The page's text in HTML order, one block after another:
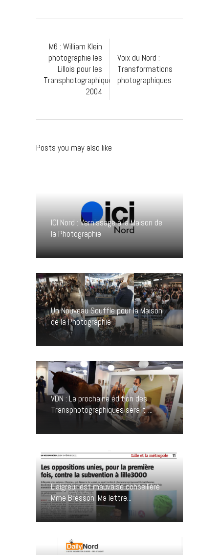
M6 : William Klein
photographie les
Lillois pour les
Transphotographiques
2004
Voix du Nord :
Transformations
photographiques
Posts you may also like
ICI Nord : Vernissage à la Maison de
la Photographie
Un Nouveau Souffle pour la Maison
de la Photographie
VDN : La prochaine édition des
Transphotographiques sera-t-...
L’aigreur est mauvaise conseillère
Mme Bresson. Ma lettre...